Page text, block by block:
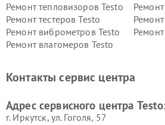
Ремонт тепловизоров Testo
Ремонт тестеров Testo
Ремонт виброметров Testo
Ремонт влагомеров Testo
Контакты сервис центра
Адрес сервисного центра
г. Иркутск, ул. ​Гоголя, 57